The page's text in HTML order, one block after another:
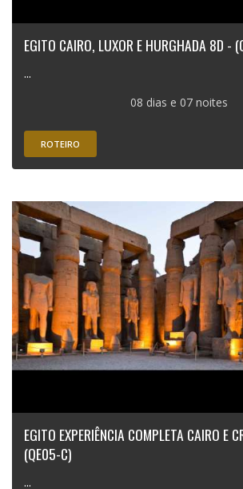
EGITO CAIRO, LUXOR E HURGHADA 8D -
...
08 dias e 07 noites
ROTEIRO
EGITO EXPERIÊNCIA COMPLETA CAIRO E
(QE05-C)
...